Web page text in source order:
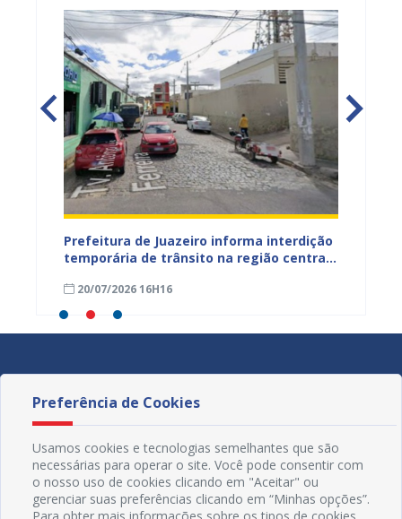
Prefeitura de Juazeiro informa interdição
temporária de trânsito na região central
20/07/2026 16H16
Preferência de Cookies
Usamos cookies e tecnologias semelhantes que são
necessárias para operar o site. Você pode consentir com
o nosso uso de cookies clicando em "Aceitar" ou
gerenciar suas preferências clicando em “Minhas opções”.